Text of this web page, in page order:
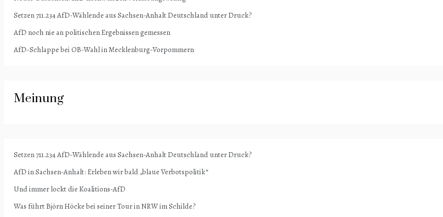
Setzen 711.234 AfD-Wählende aus Sachsen-Anhalt Deutschland unter Druck?
AfD noch nie an politischen Ergebnissen gemessen
AfD-Schlappe bei OB-Wahl in Mecklenburg-Vorpommern
Meinung
Setzen 711.234 AfD-Wählende aus Sachsen-Anhalt Deutschland unter Druck?
AfD in Sachsen-Anhalt: Erleben wir bald „blaue Verbotspolitik“
Und immer lockt die Koalitions-AfD
Was führt Björn Höcke bei seiner Tour in NRW im Schilde?